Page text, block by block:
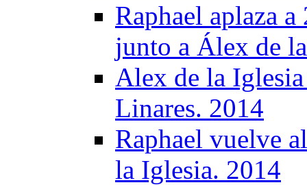
Raphael aplaza
junto a Álex de
Alex de la
Linares. 2014
Raphael vuelve
la Iglesia. 2014